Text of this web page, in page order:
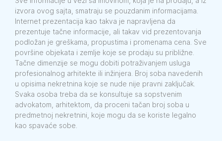
izvora ovog sajta, smatraju se pouzdanim informacijama.
Internet prezentacija kao takva je napravljena da
prezentuje tačne informacije, ali takav vid prezentovanja
podložan je greškama, propustima i promenama cena. Sve
površine objekata i zemlje koje se prodaju su približne.
Tačne dimenzije se mogu dobiti potraživanjem usluga
profesionalnog arhitekte ili inžinjera. Broj soba navedenih
u opisima nekretnina koje se nude nije pravni zaključak.
Svaka osoba treba da se konsultuje sa sopstvenim
advokatom, arhitektom, da proceni tačan broj soba u
predmetnoj nekretnini, koje mogu da se koriste legalno
kao spavaće sobe.